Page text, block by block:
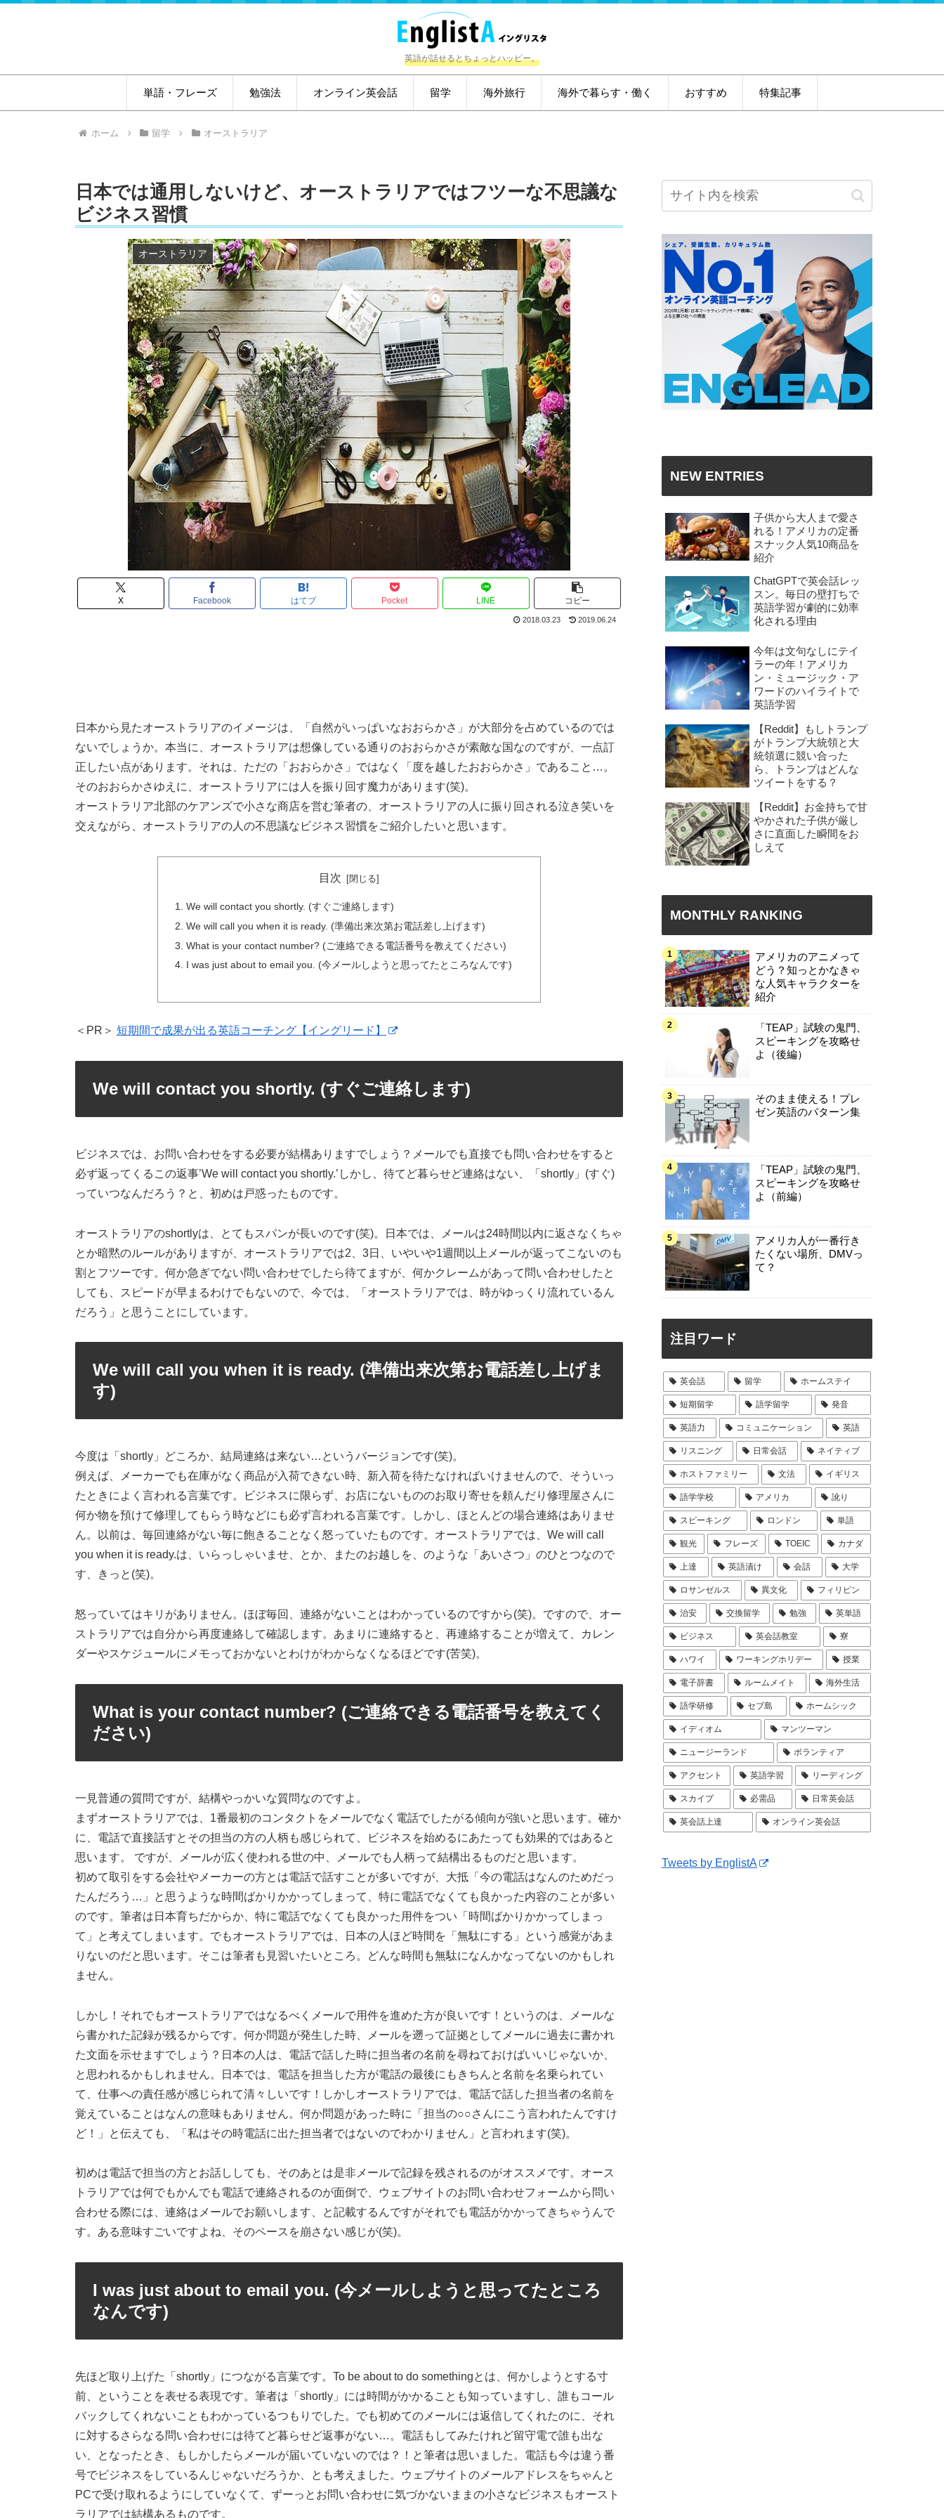
英語が話せるとちょっとハッピー。
単語・フレーズ 勉強法 オンライン英会話 留学 海外旅行 海外で暮らす・働く おすすめ 特集記事
ホーム 留学 オーストラリア
日本では通用しないけど、オーストラリアではフツーな不思議な
ビジネス習慣
オーストラリア
X Facebook はてブ Pocket LINE コピー
2018.03.23 2019.06.24
日本から見たオーストラリアのイメージは、「自然がいっぱいなおおらかさ」が大部分を占めているのでは
ないでしょうか。本当に、オーストラリアは想像している通りのおおらかさが素敵な国なのですが、一点訂
正したい点があります。それは、ただの「おおらかさ」ではなく「度を越したおおらかさ」であること…。
そのおおらかさゆえに、オーストラリアには人を振り回す魔力があります(笑)。
オーストラリア北部のケアンズで小さな商店を営む筆者の、オーストラリアの人に振り回される泣き笑いを
交えながら、オーストラリアの人の不思議なビジネス習慣をご紹介したいと思います。
目次
We will contact you shortly. (すぐご連絡します)
We will call you when it is ready. (準備出来次第お電話差し上げます)
What is your contact number? (ご連絡できる電話番号を教えてください)
I was just about to email you. (今メールしようと思ってたところなんです)
＜PR＞ 短期間で成果が出る英語コーチング【イングリード】
We will contact you shortly. (すぐご連絡します)
ビジネスでは、お問い合わせをする必要が結構ありますでしょう？メールでも直接でも問い合わせをすると
必ず返ってくるこの返事’We will contact you shortly.’しかし、待てど暮らせど連絡はない、「shortly」(すぐ)
っていつなんだろう？と、初めは戸惑ったものです。
オーストラリアのshortlyは、とてもスパンが長いのです(笑)。日本では、メールは24時間以内に返さなくちゃ
とか暗黙のルールがありますが、オーストラリアでは2、3日、いやいや1週間以上メールが返ってこないのも
割とフツーです。何か急ぎでない問い合わせでしたら待てますが、何かクレームがあって問い合わせしたと
しても、スピードが早まるわけでもないので、今では、「オーストラリアでは、時がゆっくり流れているん
だろう」と思うことにしています。
We will call you when it is ready. (準備出来次第お電話差し上げま
す)
今度は「shortly」どころか、結局連絡は来ない…というバージョンです(笑)。
例えば、メーカーでも在庫がなく商品が入荷できない時、新入荷を待たなければいけませんので、そういっ
たときによく言われる言葉です。ビジネスに限らず、お店にないもののお取り寄せを頼んだり修理屋さんに
何か物を預けて修理してもらう時などにも必ず言われる言葉です。しかし、ほとんどの場合連絡はありませ
ん。以前は、毎回連絡がない毎に飽きることなく怒っていたものです。オーストラリアでは、We will call
you when it is ready.は、いらっしゃいませ、とか、またのお越しを、のような「あいさつ」のひとつなので
す、きっと(笑)。
怒っていてはキリがありません。ほぼ毎回、連絡がないことはわかっているのですから(笑)。ですので、オー
ストラリアでは自分から再度連絡して確認します。あまりに連絡すると、再連絡することが増えて、カレン
ダーやスケジュールにメモっておかないとわけがわからなくなるほどです(苦笑)。
What is your contact number? (ご連絡できる電話番号を教えてく
ださい)
一見普通の質問ですが、結構やっかいな質問なのですよ。
まずオーストラリアでは、1番最初のコンタクトをメールでなく電話でしたがる傾向が強いと思います。確か
に、電話で直接話すとその担当の方の人柄も感じられて、ビジネスを始めるにあたっても効果的ではあると
思います。 ですが、メールが広く使われる世の中、メールでも人柄って結構出るものだと思います。
初めて取引をする会社やメーカーの方とは電話で話すことが多いですが、大抵「今の電話はなんのためだっ
たんだろう…」と思うような時間ばかりかかってしまって、特に電話でなくても良かった内容のことが多い
のです。筆者は日本育ちだからか、特に電話でなくても良かった用件をつい「時間ばかりかかってしまっ
て」と考えてしまいます。でもオーストラリアでは、日本の人ほど時間を「無駄にする」という感覚があま
りないのだと思います。そこは筆者も見習いたいところ。どんな時間も無駄になんかなってないのかもしれ
ません。
しかし！それでもオーストラリアではなるべくメールで用件を進めた方が良いです！というのは、メールな
ら書かれた記録が残るからです。何か問題が発生した時、メールを遡って証拠としてメールに過去に書かれ
た文面を示せますでしょう？日本の人は、電話で話した時に担当者の名前を尋ねておけばいいじゃないか、
と思われるかもしれません。日本では、電話を担当した方が電話の最後にもきちんと名前を名乗られてい
て、仕事への責任感が感じられて清々しいです！しかしオーストラリアでは、電話で話した担当者の名前を
覚えていることはなんの意味もありません。何か問題があった時に「担当の○○さんにこう言われたんですけ
ど！」と伝えても、「私はその時電話に出た担当者ではないのでわかりません」と言われます(笑)。
初めは電話で担当の方とお話ししても、そのあとは是非メールで記録を残されるのがオススメです。オース
トラリアでは何でもかんでも電話で連絡されるのが面倒で、ウェブサイトのお問い合わせフォームから問い
合わせる際には、連絡はメールでお願いします、と記載するんですがそれでも電話がかかってきちゃうんで
す。ある意味すごいですよね、そのペースを崩さない感じが(笑)。
I was just about to email you. (今メールしようと思ってたところ
なんです)
先ほど取り上げた「shortly」につながる言葉です。To be about to do somethingとは、何かしようとする寸
前、ということを表せる表現です。筆者は「shortly」には時間がかかることも知っていますし、誰もコール
バックしてくれないこともわかっているつもりでした。でも初めてのメールには返信してくれたのに、それ
に対するさらなる問い合わせには待てど暮らせど返事がない…。電話もしてみたけれど留守電で誰も出な
い、となったとき、もしかしたらメールが届いていないのでは？！と筆者は思いました。電話も今は違う番
号でビジネスをしているんじゃないだろうか、とも考えました。ウェブサイトのメールアドレスをちゃんと
PCで受け取れるようにしていなくて、ずーっとお問い合わせに気づかないままの小さなビジネスもオースト
ラリアでは結構あるものです。
NEW ENTRIES
子供から大人まで愛さ
れる！アメリカの定番
スナック人気10商品を
紹介
ChatGPTで英会話レッ
スン。毎日の壁打ちで
英語学習が劇的に効率
化される理由
今年は文句なしにテイ
ラーの年！アメリカ
ン・ミュージック・ア
ワードのハイライトで
英語学習
【Reddit】もしトランプ
がトランプ大統領と大
統領選に競い合った
ら、トランプはどんな
ツイートをする？
【Reddit】お金持ちで甘
やかされた子供が厳し
さに直面した瞬間をお
しえて
MONTHLY RANKING
アメリカのアニメって
どう？知っとかなきゃ
な人気キャラクターを
紹介
「TEAP」試験の鬼門、
スピーキングを攻略せ
よ（後編）
そのまま使える！プレ
ゼン英語のパターン集
「TEAP」試験の鬼門、
スピーキングを攻略せ
よ（前編）
アメリカ人が一番行き
たくない場所、DMVっ
て？
注目ワード
英会話 留学 ホームステイ
短期留学 語学留学 発音
英語力 コミュニケーション 英語
リスニング 日常会話 ネイティブ
ホストファミリー 文法 イギリス
語学学校 アメリカ 訛り
スピーキング ロンドン 単語
観光 フレーズ TOEIC カナダ
上達 英語漬け 会話 大学
ロサンゼルス 異文化 フィリピン
治安 交換留学 勉強 英単語
ビジネス 英会話教室 寮
ハワイ ワーキングホリデー 授業
電子辞書 ルームメイト 海外生活
語学研修 セブ島 ホームシック
イディオム マンツーマン
ニュージーランド ボランティア
アクセント 英語学習 リーディング
スカイプ 必需品 日常英会話
英会話上達 オンライン英会話
Tweets by EnglistA